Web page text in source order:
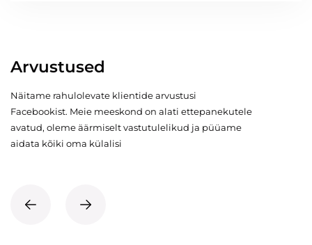
Arvustused
Näitame rahulolevate klientide arvustusi
Facebookist. Meie meeskond on alati ettepanekutele
avatud, oleme äärmiselt vastutulelikud ja püüame
aidata kõiki oma külalisi